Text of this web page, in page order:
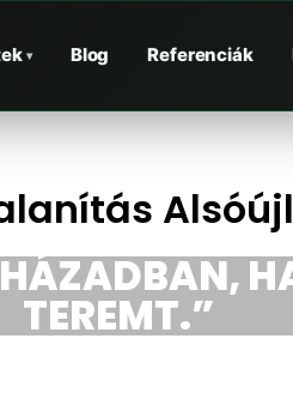
▾ Blog Referenciák
TEREMT.”